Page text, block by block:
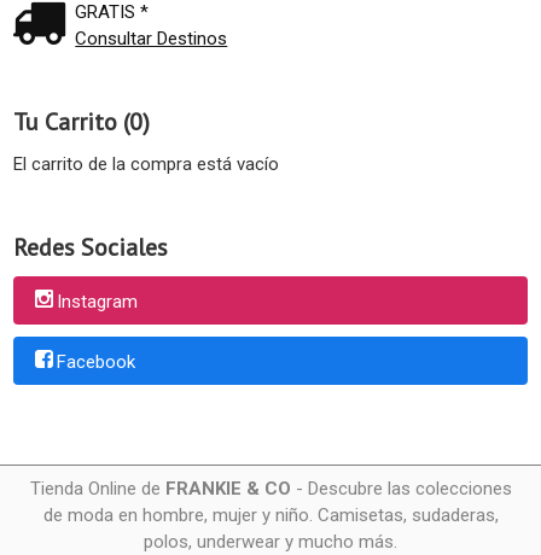
GRATIS *
Consultar Destinos
Tu Carrito (0)
El carrito de la compra está vacío
Redes Sociales
Instagram
Facebook
Tienda Online de FRANKIE & CO - Descubre las colecciones
de moda en hombre, mujer y niño. Camisetas, sudaderas,
polos, underwear y mucho más.